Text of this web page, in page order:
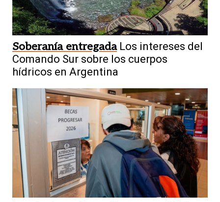
Soberanía entregada Los intereses del
Comando Sur sobre los cuerpos
hídricos en Argentina